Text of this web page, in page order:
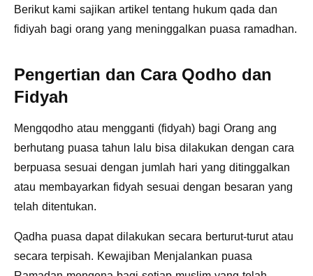
Berikut kami sajikan artikel tentang hukum qada dan
fidiyah bagi orang yang meninggalkan puasa ramadhan.
Pengertian dan Cara Qodho dan
Fidyah
Mengqodho atau mengganti (fidyah) bagi Orang ang
berhutang puasa tahun lalu bisa dilakukan dengan cara
berpuasa sesuai dengan jumlah hari yang ditinggalkan
atau membayarkan fidyah sesuai dengan besaran yang
telah ditentukan.
Qadha puasa dapat dilakukan secara berturut-turut atau
secara terpisah. Kewajiban Menjalankan puasa